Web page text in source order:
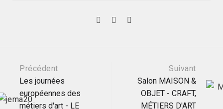
Précédent
Les journées
européennes des
métiers d'art - LE
Suivant
Salon MAISON &
OBJET - CRAFT,
MÉTIERS D'ART